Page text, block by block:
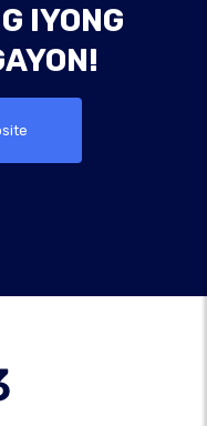
IYONG